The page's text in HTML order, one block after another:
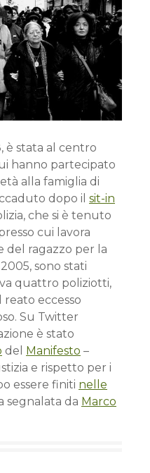
è stata al centro
hanno partecipato
alla famiglia di
dopo il sit-in
che si è tenuto
cui lavora
del ragazzo per la
sono stati
quattro poliziotti,
eccesso
Su Twitter
è stato
del Manifesto –
e rispetto per i
essere finiti nelle
segnalata da Marco